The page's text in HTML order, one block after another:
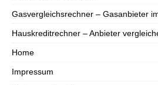
Gasvergleichsrechner – Gasanbieter
Hauskreditrechner – Anbieter
Home
Impressum